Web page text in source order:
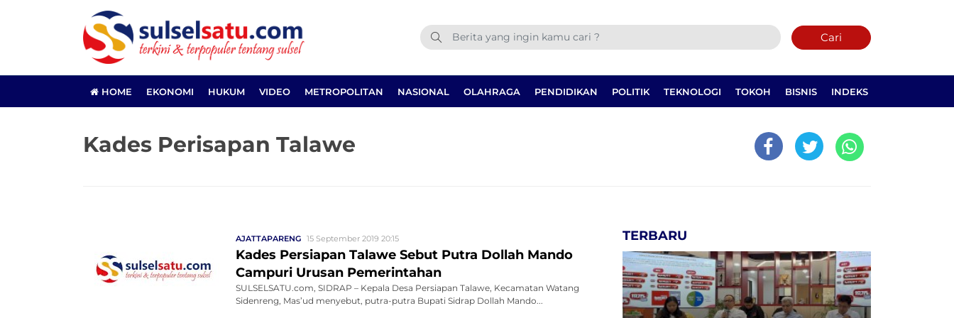
Cari
HOME EKONOMI HUKUM VIDEO METROPOLITAN NASIONAL OLAHRAGA PENDIDIKAN POLITIK TEKNOLOGI TOKOH BISNIS INDEKS
Kades Perisapan Talawe
AJATTAPARENG 15 September 2019 20:15
Kades Persiapan Talawe Sebut Putra Dollah Mando
Campuri Urusan Pemerintahan
SULSELSATU.com, SIDRAP – Kepala Desa Persiapan Talawe, Kecamatan Watang
Sidenreng, Mas’ud menyebut, putra-putra Bupati Sidrap Dollah Mando...
TERBARU